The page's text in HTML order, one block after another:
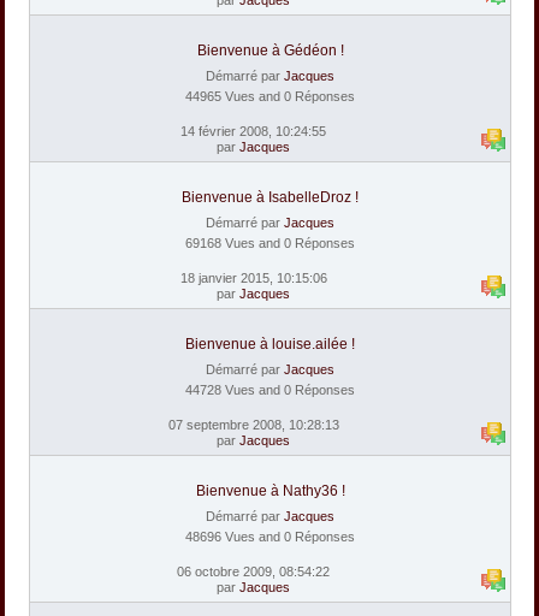
Bienvenue à Gédéon !
Démarré par Jacques
44965 Vues and 0 Réponses
14 février 2008, 10:24:55
par Jacques
Bienvenue à IsabelleDroz !
Démarré par Jacques
69168 Vues and 0 Réponses
18 janvier 2015, 10:15:06
par Jacques
Bienvenue à louise.ailée !
Démarré par Jacques
44728 Vues and 0 Réponses
07 septembre 2008, 10:28:13
par Jacques
Bienvenue à Nathy36 !
Démarré par Jacques
48696 Vues and 0 Réponses
06 octobre 2009, 08:54:22
par Jacques